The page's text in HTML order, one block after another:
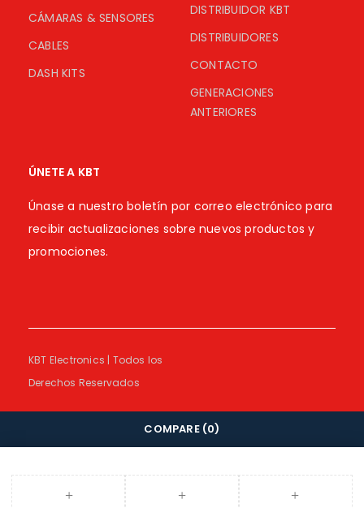
CÁMARAS & SENSORES
CABLES
DASH KITS
DISTRIBUIDOR KBT
DISTRIBUIDORES
CONTACTO
GENERACIONES
ANTERIORES
ÚNETE A KBT
Únase a nuestro boletín por correo electrónico para
recibir actualizaciones sobre nuevos productos y
promociones.
KBT Electronics | Todos los
Derechos Reservados
COMPARE (0)